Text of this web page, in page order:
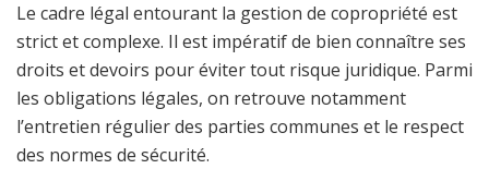
Le cadre légal entourant la gestion de copropriété est
strict et complexe. Il est impératif de bien connaître ses
droits et devoirs pour éviter tout risque juridique. Parmi
les obligations légales, on retrouve notamment
l’entretien régulier des parties communes et le respect
des normes de sécurité.